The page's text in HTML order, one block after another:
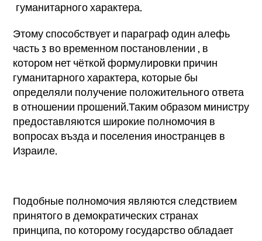
гуманитарного характера.
Этому способствует и параграф один алефь
часть 3 во временном постановлении , в
котором нет чёткой формулировки причин
гуманитарного характера, которые бы
определяли получение положительного ответа
в отношении прошений.Таким образом министру
предоставляются широкие полномочия в
вопросах възда и поселения иностранцев в
Израиле.
Подобные полномочия являются следствием
принятого в демократических странах
принципа, по которому государство обладает